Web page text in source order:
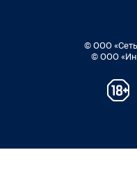
© ООО «Сеть
© ООО